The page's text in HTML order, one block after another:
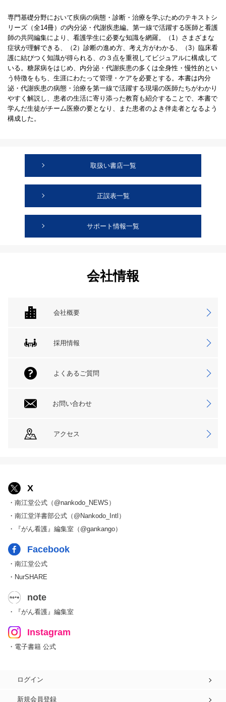
専門基礎分野において疾病の病態・診断・治療を学ぶためのテキストシ
リーズ（全14冊）の内分泌・代謝疾患編。第一線で活躍する医師と看護
師の共同編集により、看護学生に必要な知識を網羅。（1）さまざまな
症状が理解できる、（2）診断の進め方、考え方がわかる、（3）臨床看
護に結びつく知識が得られる、の３点を重視してビジュアルに構成して
いる。糖尿病をはじめ、内分泌・代謝疾患の多くは全身性・慢性的とい
う特徴をもち、生涯にわたって管理・ケアを必要とする。本書は内分
泌・代謝疾患の病態・治療を第一線で活躍する現場の医師たちがわかり
やすく解説し、患者の生活に寄り添った教育も紹介することで、本書で
学んだ生徒がチーム医療の要となり、また患者のよき伴走者となるよう
構成した。
取扱い書店一覧
正誤表一覧
サポート情報一覧
会社情報
会社概要
採用情報
よくあるご質問
お問い合わせ
アクセス
X
・南江堂公式（@nankodo_NEWS）
・南江堂洋書部公式（@Nankodo_Intl）
・『がん看護』編集室（@gankango）
Facebook
・南江堂公式
・NurSHARE
note
・『がん看護』編集室
Instagram
・電子書籍 公式
ログイン
新規会員登録